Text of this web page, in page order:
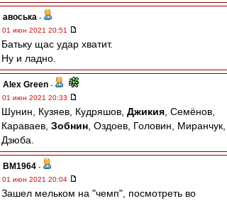
авоська -
01 июн 2021 20:51
Батьку щас удар хватит.
Ну и ладно.
Alex Green -
01 июн 2021 20:33
Шунин, Кузяев, Кудряшов, Джикия , Семёнов,
Караваев, Зобнин , Оздоев, Головин, Миранчук,
Дзюба.
BM1964 -
01 июн 2021 20:04
Зашел мельком на "чемп", посмотреть во